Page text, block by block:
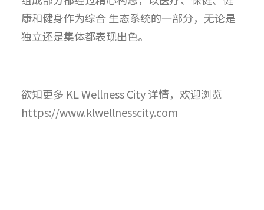
康和健身作为综合 生态系统的一部分，无论是
独立还是集体都表现出色。
欲知更多 KL Wellness City 详情，欢迎浏览
https://www.klwellnesscity.com